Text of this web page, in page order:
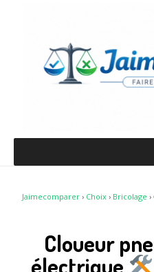
Jaimecomparer› Choix› Bricolage ›
Cloueur
électrique